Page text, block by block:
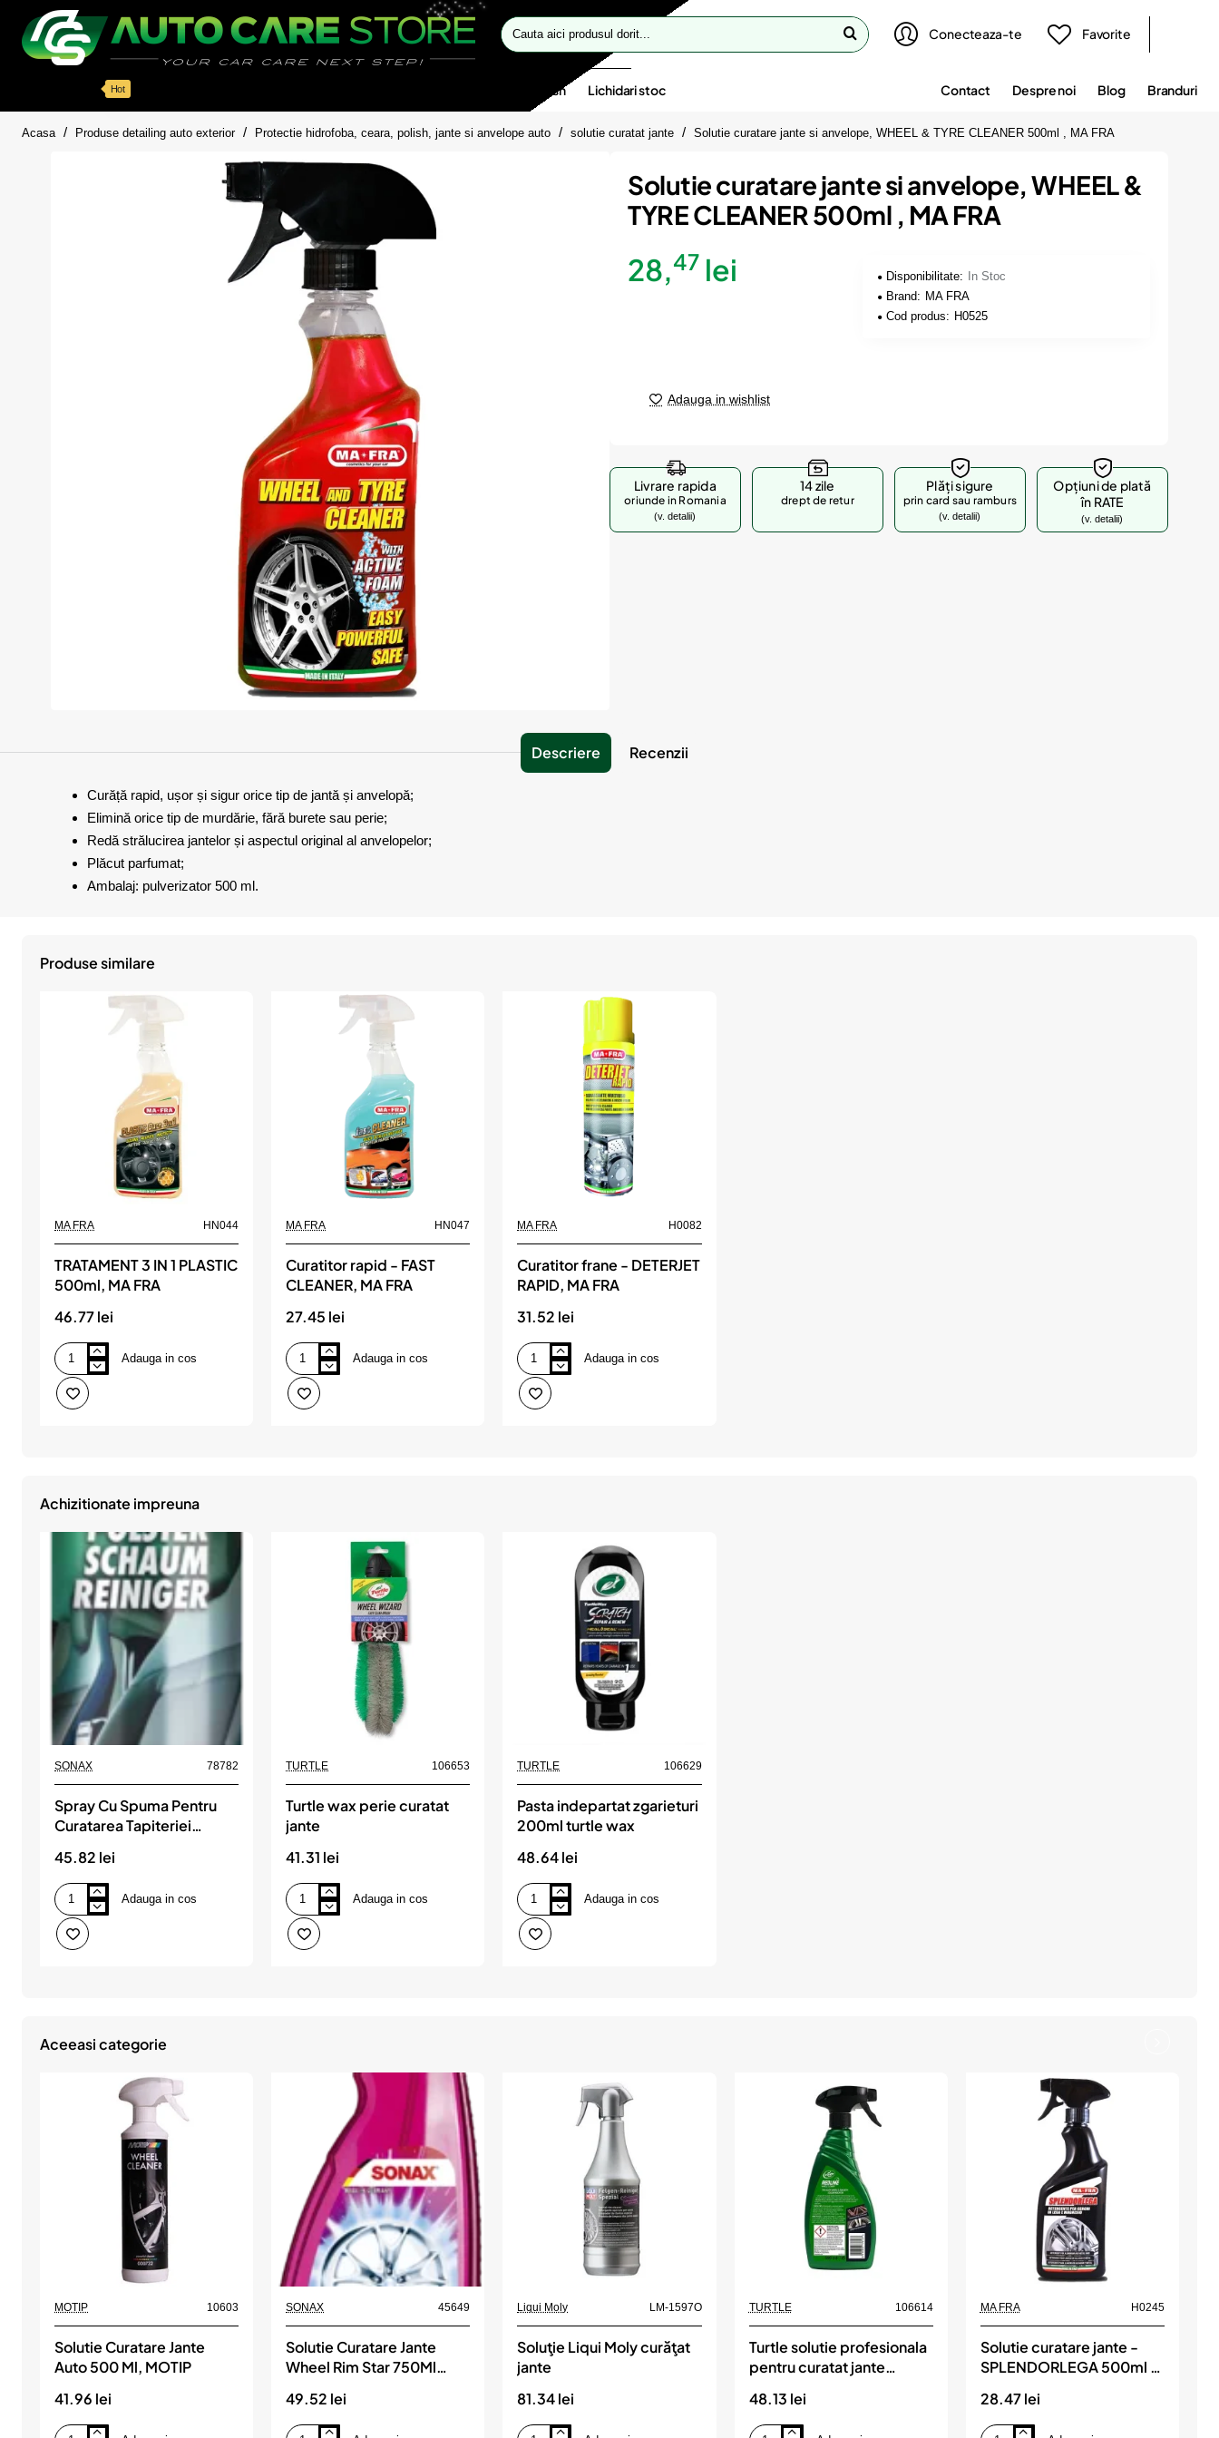
Cauta
aici
Conecteaza-te Favorite
Hot Oferte flash Lichidari stoc Contact Despre noi Blog Branduri
Acasa homeProduse detailing auto exterior Protectie hidrofoba, ceara, polish, jante si anvelope auto solutie curatat jante Solutie curatare jante si anvelope, WHEEL & TYRE CLEANER 500ml , MA FRA
In Stoc
Solutie curatare jante si anvelope, WHEEL &
TYRE CLEANER 500ml , MA FRA
28,47 lei Disponibilitate:
In Stoc
Brand: MA FRA
Cod produs: H0525
Adauga in wishlist
Livrare rapida
oriunde in Romania
(v. detalii)
14 zile
drept de retur
Plăți sigure
prin card sau ramburs
(v. detalii)
Opțiuni de plată
în RATE
(v. detalii)
Descriere Recenzii
Curăță rapid, ușor și sigur orice tip de jantă și anvelopă;
Elimină orice tip de murdărie, fără burete sau perie;
Redă strălucirea jantelor și aspectul original al anvelopelor;
Plăcut parfumat;
Ambalaj: pulverizator 500 ml.
Produse similare
MA FRA HN044
TRATAMENT 3 IN 1 PLASTIC
500ml, MA FRA
46.77 lei
TRATAMENT
IN
1
Adauga in cos
MA FRA HN047
Curatitor rapid - FAST
CLEANER, MA FRA
27.45 lei
Curatitor
rapid
-
FAST
Adauga in cos
MA FRA H0082
Curatitor frane - DETERJET
RAPID, MA FRA
31.52 lei
Curatitor
frane
-
DETERJET
Adauga in cos
Achizitionate impreuna
SONAX 78782
Spray Cu Spuma Pentru
Curatarea Tapiteriei
45.82 lei
Spray
Cu
Spuma
Pentru
Adauga in cos
TURTLE 106653
Turtle wax perie curatat
jante
41.31 lei
Turtle
wax
perie
curatat
Adauga in cos
TURTLE 106629
Pasta indepartat zgarieturi
200ml turtle wax
48.64 lei
Pasta
indepartat
zgarieturi
200ml
Adauga in cos
Aceeasi categorie
MOTIP 10603
Solutie Curatare Jante
Auto 500 Ml, MOTIP
41.96 lei
SONAX 45649
Solutie Curatare Jante
Wheel Rim Star 750Ml
49.52 lei
Liqui Moly LM-1597O
Soluţie Liqui Moly curăţat
jante
81.34 lei
TURTLE 106614
Turtle solutie profesionala
pentru curatat jante
48.13 lei
MA FRA H0245
Solutie curatare jante -
SPLENDORLEGA 500ml ,
28.47 lei